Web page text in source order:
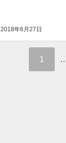
2018年6月27日
1